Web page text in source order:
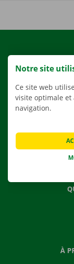
À
Notre site
Ce site web
visite optimale et
navigation.